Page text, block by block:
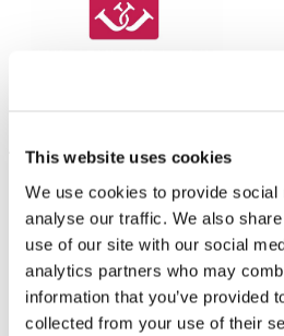
This website uses cookies
We use cookies to provide social
analyse our traffic. We also
use of our site with our social
analytics partners who may
information that you’ve provided
collected from your use of their
Beisheim Stiftung